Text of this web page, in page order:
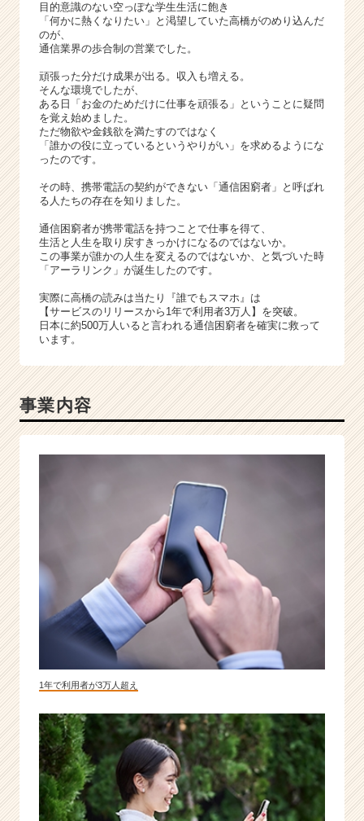
キ
ャ
リ
（C
h
e
e
r
a
r
e
r）
目的意識のない空っぽな学生生活に飽き
「何かに熱くなりたい」と渇望していた高橋がのめり込んだ
のが、
通信業界の歩合制の営業でした。
頑張った分だけ成果が出る。収入も増える。
そんな環境でしたが、
ある日「お金のためだけに仕事を頑張る」ということに疑問
を覚え始めました。
ただ物欲や金銭欲を満たすのではなく
「誰かの役に立っているというやりがい」を求めるようにな
ったのです。
その時、携帯電話の契約ができない「通信困窮者」と呼ばれ
る人たちの存在を知りました。
通信困窮者が携帯電話を持つことで仕事を得て、
生活と人生を取り戻すきっかけになるのではないか。
この事業が誰かの人生を変えるのではないか、と気づいた時
「アーラリンク」が誕生したのです。
実際に高橋の読みは当たり『誰でもスマホ』は
【サービスのリリースから1年で利用者3万人】を突破。
日本に約500万人いると言われる通信困窮者を確実に救って
います。
事業内容
1年で利用者が3万人超え